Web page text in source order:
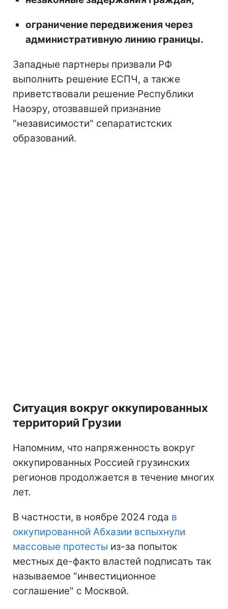
ограничение передвижения через
административную линию границы.
Западные партнеры призвали РФ
выполнить решение ЕСПЧ, а также
приветствовали решение Республики
Наоэру, отозвавшей признание
"независимости" сепаратистских
образований.
Ситуация вокруг оккупированных
территорий Грузии
Напомним, что напряженность вокруг
оккупированных Россией грузинских
регионов продолжается в течение многих
лет.
В частности, в ноябре 2024 года в
оккупированной Абхазии вспыхнули
массовые протесты из-за попыток
местных де-факто властей подписать так
называемое "инвестиционное
соглашение" с Москвой.